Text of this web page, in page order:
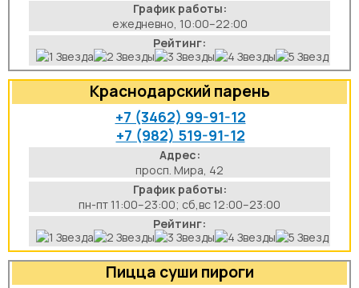
График работы:
ежедневно, 10:00–22:00
Рейтинг:
Краснодарский парень
+7 (3462) 99-91-12
+7 (982) 519-91-12
Адрес:
просп. Мира, 42
График работы:
пн-пт 11:00–23:00; сб,вс 12:00–23:00
Рейтинг:
Пицца суши пироги